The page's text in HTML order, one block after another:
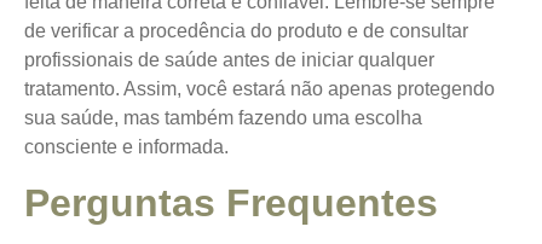
de verificar a procedência do produto e de consultar
profissionais de saúde antes de iniciar qualquer
tratamento. Assim, você estará não apenas protegendo
sua saúde, mas também fazendo uma escolha
consciente e informada.
Perguntas Frequentes